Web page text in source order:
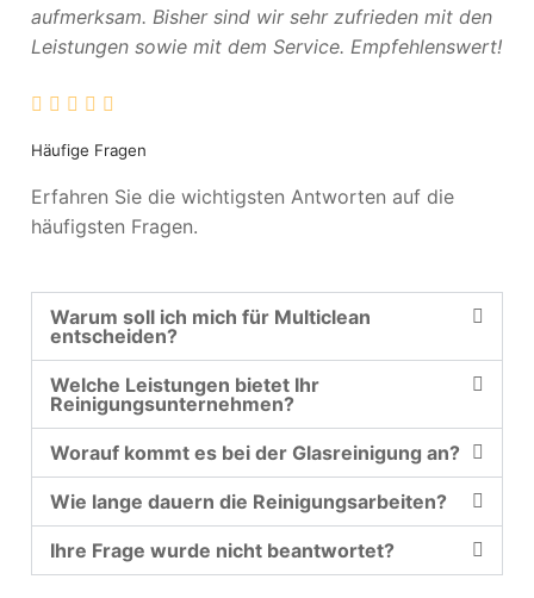
aufmerksam. Bisher sind wir sehr zufrieden mit den
Leistungen sowie mit dem Service. Empfehlenswert!
Häufige Fragen
Erfahren Sie die wichtigsten Antworten auf die
häufigsten Fragen.
Warum soll ich mich für Multiclean
entscheiden?
Welche Leistungen bietet Ihr
Reinigungsunternehmen?
Worauf kommt es bei der Glasreinigung an?
Wie lange dauern die Reinigungsarbeiten?
Ihre Frage wurde nicht beantwortet?